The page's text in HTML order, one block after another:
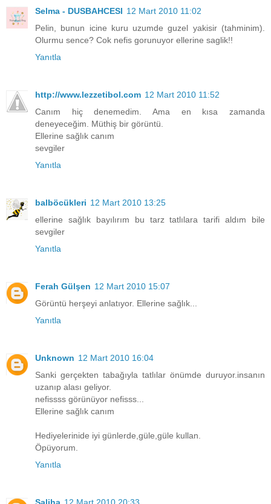
Selma - DUSBAHCESI 12 Mart 2010 11:02
Pelin, bunun icine kuru uzumde guzel yakisir (tahminim).
Olurmu sence? Cok nefis gorunuyor ellerine saglik!!
Yanıtla
http://www.lezzetibol.com 12 Mart 2010 11:52
Canım hiç denemedim. Ama en kısa zamanda
deneyeceğim. Müthiş bir görüntü.
Ellerine sağlık canım
sevgiler
Yanıtla
balböcükleri 12 Mart 2010 13:25
ellerine sağlık bayılırım bu tarz tatlılara tarifi aldım bile
sevgiler
Yanıtla
Ferah Gülşen 12 Mart 2010 15:07
Görüntü herşeyi anlatıyor. Ellerine sağlık...
Yanıtla
Unknown 12 Mart 2010 16:04
Sanki gerçekten tabağıyla tatlılar önümde duruyor.insanın
uzanıp alası geliyor.
nefissss görünüyor nefisss...
Ellerine sağlık canım
Hediyelerinide iyi günlerde,güle,güle kullan.
Öpüyorum.
Yanıtla
Saliha 12 Mart 2010 20:33